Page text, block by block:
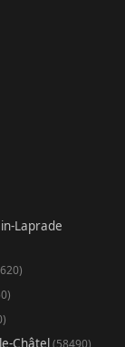
Laprade
Châtel(58490)